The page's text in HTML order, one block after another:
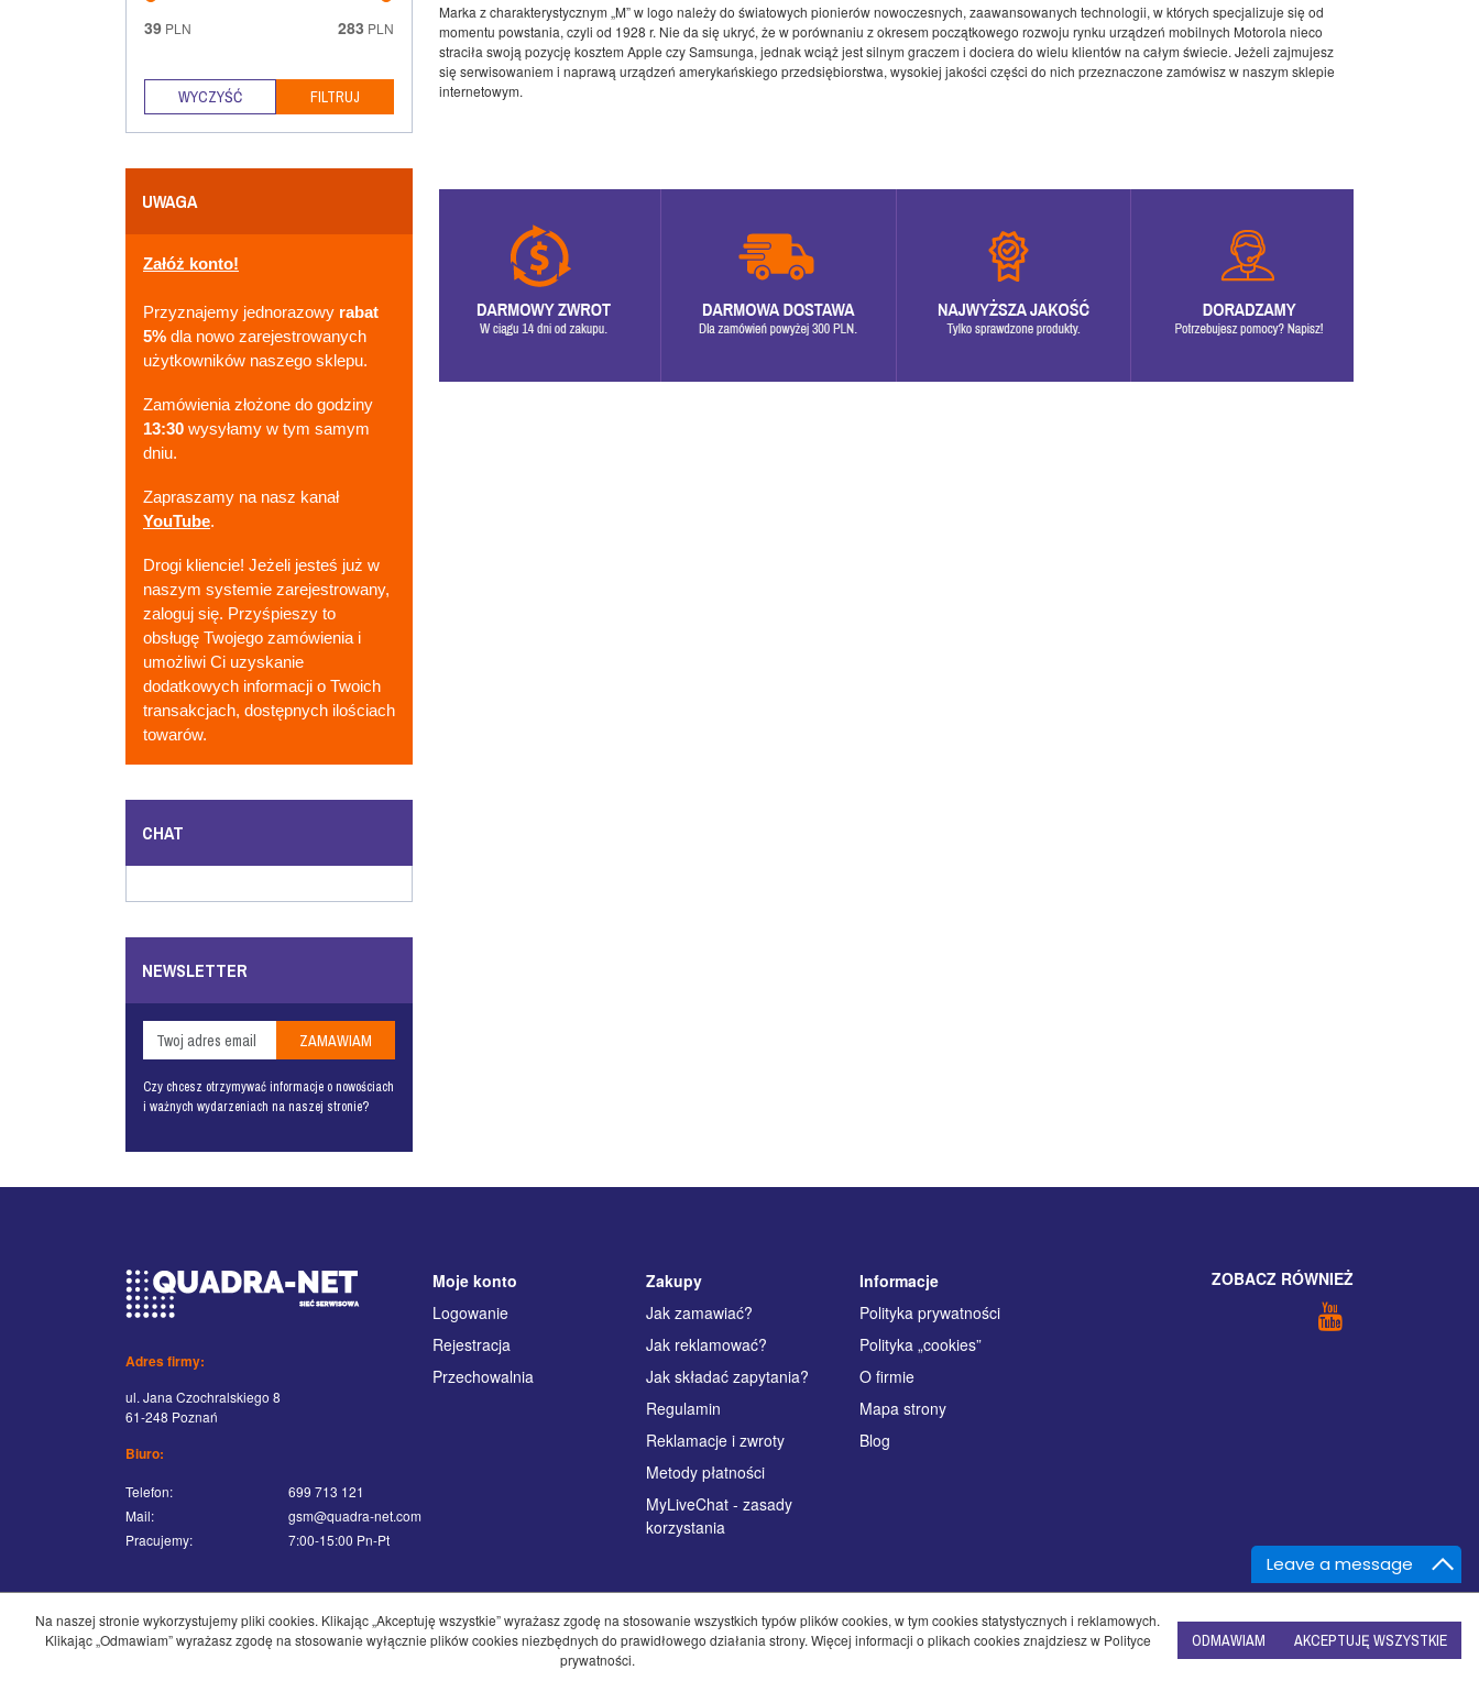
Leave a message
Marka z charakterystycznym „M” w logo należy do światowych pionierów nowoczesnych, zaawansowanych technologii, w których specjalizuje się od
momentu powstania, czyli od 1928 r. Nie da się ukryć, że w porównaniu z okresem początkowego rozwoju rynku urządzeń mobilnych Motorola nieco
straciła swoją pozycję kosztem Apple czy Samsunga, jednak wciąż jest silnym graczem i dociera do wielu klientów na całym świecie. Jeżeli zajmujesz
się serwisowaniem i naprawą urządzeń amerykańskiego przedsiębiorstwa, wysokiej jakości części do nich przeznaczone zamówisz w naszym sklepie
internetowym.
39 PLN 283 PLN
UWAGA
Załóż konto!
Przyznajemy jednorazowy rabat
5% dla nowo zarejestrowanych
użytkowników naszego sklepu.
Zamówienia złożone do godziny
13:30 wysyłamy w tym samym
dniu.
Zapraszamy na nasz kanał
YouTube.
Drogi kliencie! Jeżeli jesteś już w
naszym systemie zarejestrowany,
zaloguj się. Przyśpieszy to
obsługę Twojego zamówienia i
umożliwi Ci uzyskanie
dodatkowych informacji o Twoich
transakcjach, dostępnych ilościach
towarów.
CHAT
NEWSLETTER
Czy chcesz otrzymywać informacje o nowościach
i ważnych wydarzeniach na naszej stronie?
Adres firmy:
ul. Jana Czochralskiego 8
61-248 Poznań
Biuro:
Telefon:
699 713 121
Mail:
gsm@quadra-net.com
Pracujemy:
7:00-15:00 Pn-Pt
ZOBACZ RÓWNIEŻ
Moje konto
Logowanie
Rejestracja
Przechowalnia
Zakupy
Jak zamawiać?
Jak reklamować?
Jak składać zapytania?
Regulamin
Reklamacje i zwroty
Metody płatności
MyLiveChat - zasady
korzystania
Informacje
Polityka prywatności
Polityka „cookies”
O firmie
Mapa strony
Blog
Na naszej stronie wykorzystujemy pliki cookies. Klikając „Akceptuję wszystkie” wyrażasz zgodę na stosowanie wszystkich typów plików cookies, w tym cookies statystycznych i reklamowych.
Klikając „Odmawiam” wyrażasz zgodę na stosowanie wyłącznie plików cookies niezbędnych do prawidłowego działania strony. Więcej informacji o plikach cookies znajdziesz w Polityce
prywatności.
ODMAWIAM AKCEPTUJĘ WSZYSTKIE